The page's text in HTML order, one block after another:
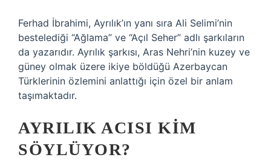
Ferhad İbrahimi, Ayrılık’ın yanı sıra Ali Selimi’nin
bestelediği “Ağlama” ve “Açıl Seher” adlı şarkıların
da yazarıdır. Ayrılık şarkısı, Aras Nehri’nin kuzey ve
güney olmak üzere ikiye böldüğü Azerbaycan
Türklerinin özlemini anlattığı için özel bir anlam
taşımaktadır.
AYRILIK ACISI KIM
SÖYLÜYOR?